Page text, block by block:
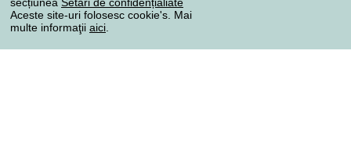
Aceste site-uri folosesc cookie's. Mai
multe informaţii aici